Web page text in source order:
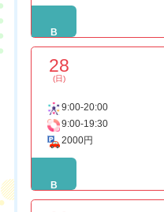
B
28
(日)
9:00-20:00
9:00-19:30
2000円
B